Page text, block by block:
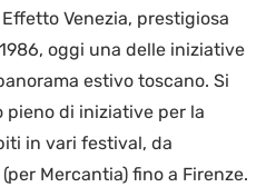
Venezia, prestigiosa
oggi una delle iniziative
estivo toscano. Si
di iniziative per la
in vari festival, da
Mercantia) fino a Firenze.